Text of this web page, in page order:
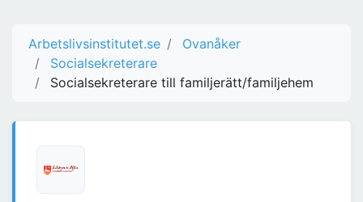
Arbetslivsinstitutet.se
Ovanåker
Socialsekreterare
Socialsekreterare till familjerätt/familjehem